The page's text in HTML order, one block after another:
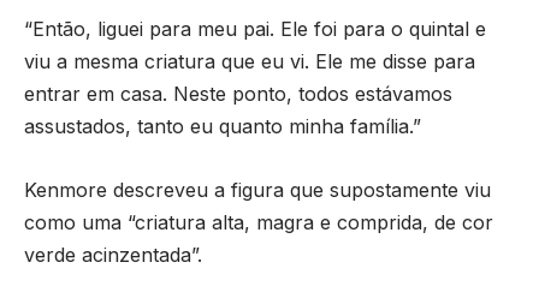
“Então, liguei para meu pai. Ele foi para o quintal e
viu a mesma criatura que eu vi. Ele me disse para
entrar em casa. Neste ponto, todos estávamos
assustados, tanto eu quanto minha família.”
Kenmore descreveu a figura que supostamente viu
como uma “criatura alta, magra e comprida, de cor
verde acinzentada”.